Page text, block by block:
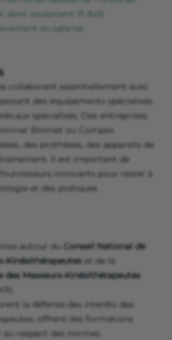
dont seulement 15 849
en salariat.
collaborent essentiellement avec
des équipements spécialisés
spécialisés. Des entreprises
Biomet ou Compex
des prothèses, des appareils de
Il est important de
fournisseurs innovants pour rester à
et des pratiques
autour du Conseil National de
Kinésithérapeutes et de la
des Masseurs-Kinésithérapeutes
la défense des intérêts des
offrent des formations
au respect des normes